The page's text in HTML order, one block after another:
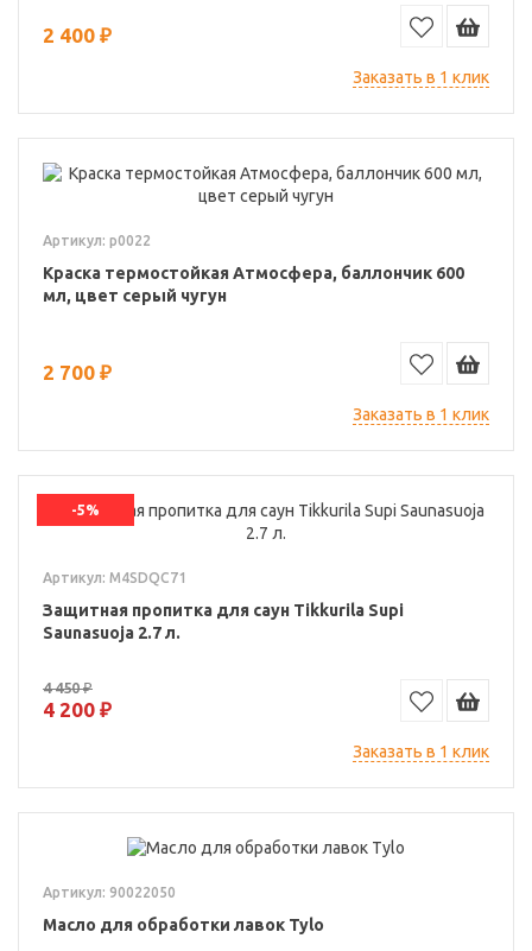
2 400 ₽
Заказать в 1 клик
Артикул: p0022
Краска термостойкая Атмосфера, баллончик 600
мл, цвет серый чугун
2 700 ₽
Заказать в 1 клик
-5%
Артикул: M4SDQC71
Защитная пропитка для саун Tikkurila Supi
Saunasuoja 2.7 л.
4 450 ₽
4 200 ₽
Заказать в 1 клик
Артикул: 90022050
Масло для обработки лавок Tylo